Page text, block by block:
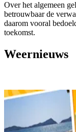
Over het algemeen
betrouwbaar de
daarom vooral
toekomst.
Weernieuws